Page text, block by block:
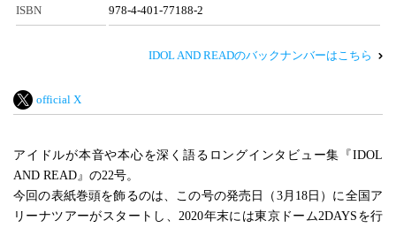
ISBN 978-4-401-77188-2
IDOL AND READのバックナンバーはこちら
official X
アイドルが本音や本心を深く語るロングインタビュー集『IDOL
AND READ』の22号。
今回の表紙巻頭を飾るのは、この号の発売日（3月18日）に全国ア
リーナツアーがスタートし、2020年末には東京ドーム2DAYSを行